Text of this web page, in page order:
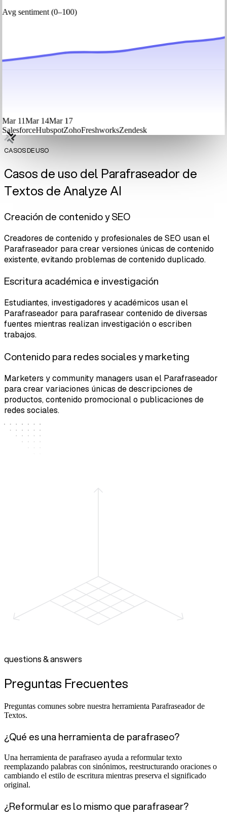
Avg sentiment (0–100)
Mar 11Mar 14Mar 17
SalesforceHubspotZohoFreshworksZendesk
CASOS DE USO
Casos de uso del Parafraseador de
Textos de Analyze AI
Creación de contenido y SEO
Creadores de contenido y profesionales de SEO usan el
Parafraseador para crear versiones únicas de contenido
existente, evitando problemas de contenido duplicado.
Escritura académica e investigación
Estudiantes, investigadores y académicos usan el
Parafraseador para parafrasear contenido de diversas
fuentes mientras realizan investigación o escriben
trabajos.
Contenido para redes sociales y marketing
Marketers y community managers usan el Parafraseador
para crear variaciones únicas de descripciones de
productos, contenido promocional o publicaciones de
redes sociales.
questions & answers
Preguntas Frecuentes
Preguntas comunes sobre nuestra herramienta Parafraseador de
Textos.
¿Qué es una herramienta de parafraseo?
Una herramienta de parafraseo ayuda a reformular texto
reemplazando palabras con sinónimos, reestructurando oraciones o
cambiando el estilo de escritura mientras preserva el significado
original.
¿Reformular es lo mismo que parafrasear?